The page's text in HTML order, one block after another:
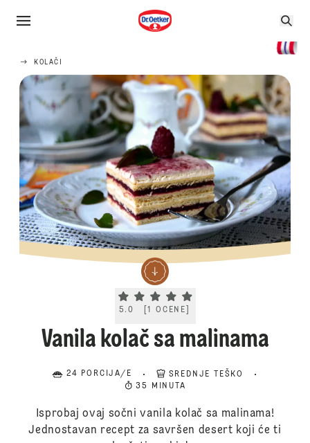
KOLAČI
Current rating 5.0. Click to rate.
5.0 [1 OCENE
Vanila kolač sa malinama
24 PORCIJA/E
SREDNJE TEŠKO
35 MINUTA
Isprobaj ovaj sočni vanila kolač sa malinama!
Jednostavan recept za savršen desert koji će ti